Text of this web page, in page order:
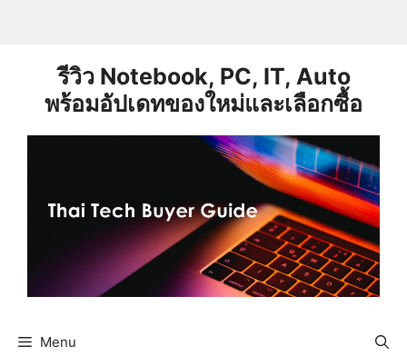
รีวิว Notebook, PC, IT, Auto
พร้อมอัปเดทของใหม่และเลือกซื้อ
Menu